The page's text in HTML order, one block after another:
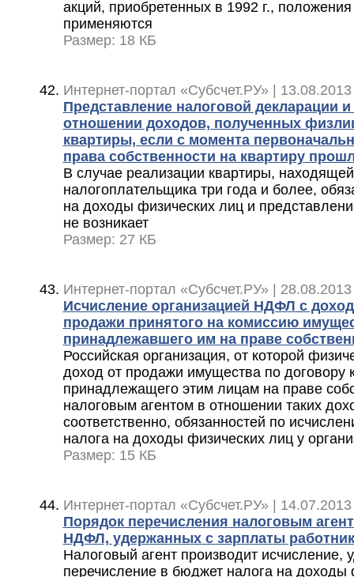
акций, приобретенных в 1992 г.,
применяются
Размер: 18 КБ
Интернет-портал «Субсчет.РУ» |
Представление налоговой декларации
отношении доходов, полученных
квартиры, если с момента
права собственности на квартиру
В случае реализации квартиры,
налогоплательщика три года и более,
на доходы физических лиц и
не возникает
Размер: 27 КБ
Интернет-портал «Субсчет.РУ» |
Исчисление организацией НДФЛ с
продажи принятого на комиссию
принадлежавшего им на праве
Российская организация, от которой
доход от продажи имущества по договору
принадлежащего этим лицам на праве
налоговым агентом в отношении таких
соответственно, обязанностей по
налога на доходы физических лиц у
Размер: 15 КБ
Интернет-портал «Субсчет.РУ» |
Порядок перечисления налоговым
НДФЛ, удержанных с зарплаты
Налоговый агент производит исчисление,
перечисление в бюджет налога на доходы